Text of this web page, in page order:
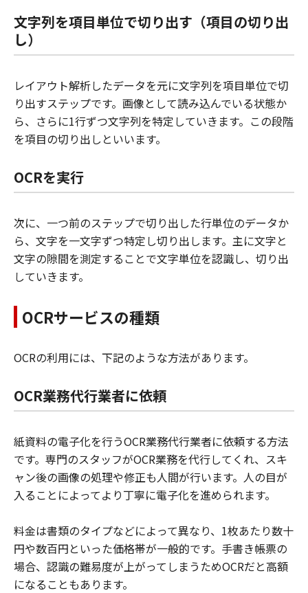
文字列を項目単位で切り出す（項目の切り出
し）
レイアウト解析したデータを元に文字列を項目単位で切
り出すステップです。画像として読み込んでいる状態か
ら、さらに1行ずつ文字列を特定していきます。この段階
を項目の切り出しといいます。
OCRを実行
次に、一つ前のステップで切り出した行単位のデータか
ら、文字を一文字ずつ特定し切り出します。主に文字と
文字の隙間を測定することで文字単位を認識し、切り出
していきます。
OCRサービスの種類
OCRの利用には、下記のような方法があります。
OCR業務代行業者に依頼
紙資料の電子化を行うOCR業務代行業者に依頼する方法
です。専門のスタッフがOCR業務を代行してくれ、スキ
ャン後の画像の処理や修正も人間が行います。人の目が
入ることによってより丁寧に電子化を進められます。
料金は書類のタイプなどによって異なり、1枚あたり数十
円や数百円といった価格帯が一般的です。手書き帳票の
場合、認識の難易度が上がってしまうためOCRだと高額
になることもあります。